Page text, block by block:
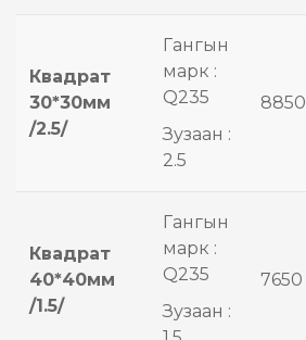
Квадрат
30*30мм
/2.5/
Гангын
марк :
Q235
Зузаан :
2.5
8850
Квадрат
40*40мм
/1.5/
Гангын
марк :
Q235
Зузаан :
7650